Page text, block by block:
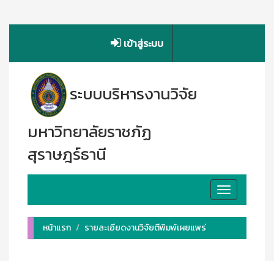
เข้าสู่ระบบ
ระบบบริหารงานวิจัย
มหาวิทยาลัยราชภัฏ
สุราษฎร์ธานี
Toggle
navigation
หน้าแรก
รายละเอียดงานวิจัยตีพิมพ์เผยแพร่